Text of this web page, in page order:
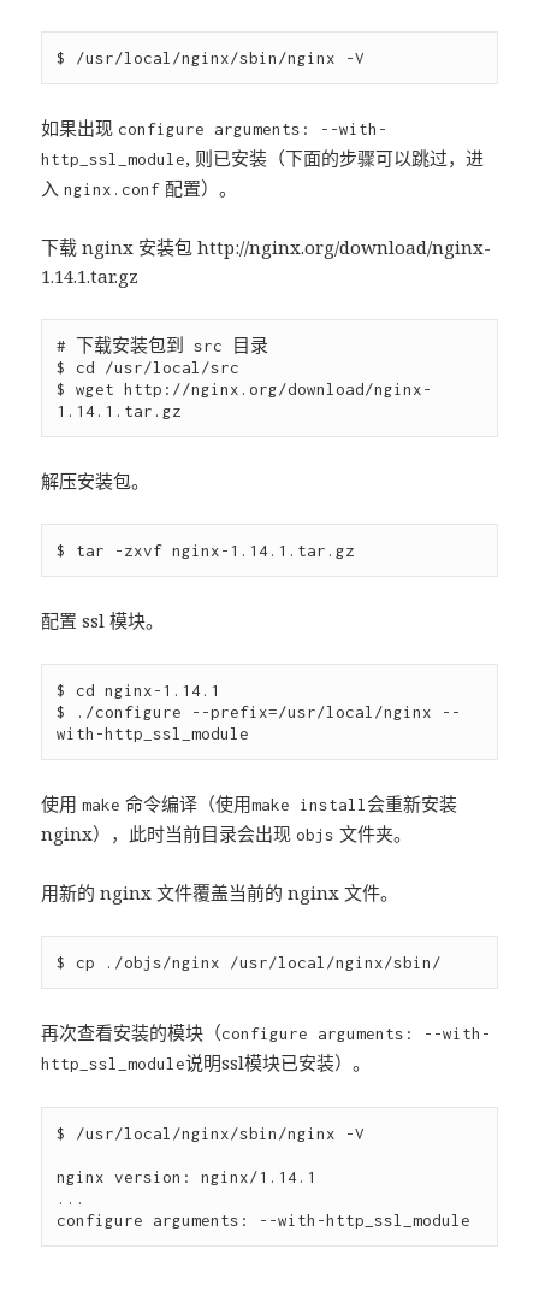
如果出现 configure arguments: --with-
http_ssl_module, 则已安装（下面的步骤可以跳过，进
入nginx.conf 配置）。
下载 nginx 安装包 http://nginx.org/download/nginx-
1.14.1.tar.gz
# 下载安装包到 src 目录
$ cd /usr/local/src
$ wget http://nginx.org/download/nginx-
解压安装包。
配置 ssl 模块。
$ cd nginx-1.14.1
$ ./configure --prefix=/usr/local/nginx --
使用make 命令编译（使用make install会重新安装
nginx），此时当前目录会出现objs 文件夹。
用新的 nginx 文件覆盖当前的 nginx 文件。
再次查看安装的模块（configure arguments: --with-
http_ssl_module说明ssl模块已安装）。
$ /usr/local/nginx/sbin/nginx -V
nginx version: nginx/1.14.1
...